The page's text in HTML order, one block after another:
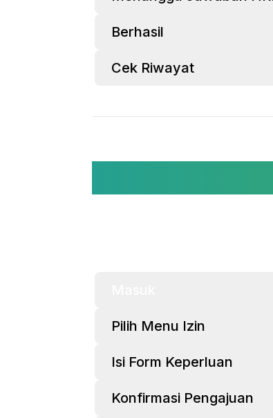
Berhasil
Cek Riwayat
Pilih Menu Izin
Isi Form Keperluan
Konfirmasi Pengajuan